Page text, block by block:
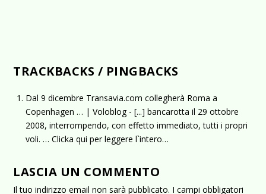
TRACKBACKS / PINGBACKS
Dal 9 dicembre Transavia.com collegherà Roma a
Copenhagen … | Voloblog- [...] bancarotta il 29 ottobre
2008, interrompendo, con effetto immediato, tutti i propri
voli. … Clicka qui per leggere l`intero…
LASCIA UN COMMENTO
Il tuo indirizzo email non sarà pubblicato. I campi obbligatori